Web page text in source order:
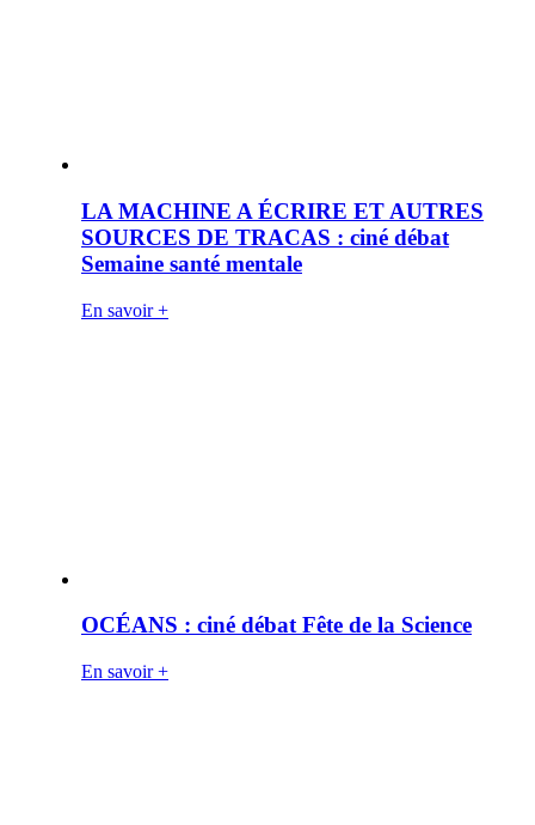
LA MACHINE A ÉCRIRE ET AUTRES
SOURCES DE TRACAS : ciné débat
Semaine santé mentale
En savoir +
OCÉANS : ciné débat Fête de la Science
En savoir +